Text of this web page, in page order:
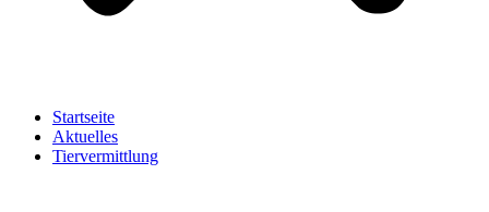
Startseite
Aktuelles
Tiervermittlung